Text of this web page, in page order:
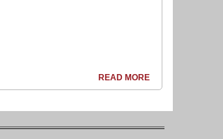
READ MORE